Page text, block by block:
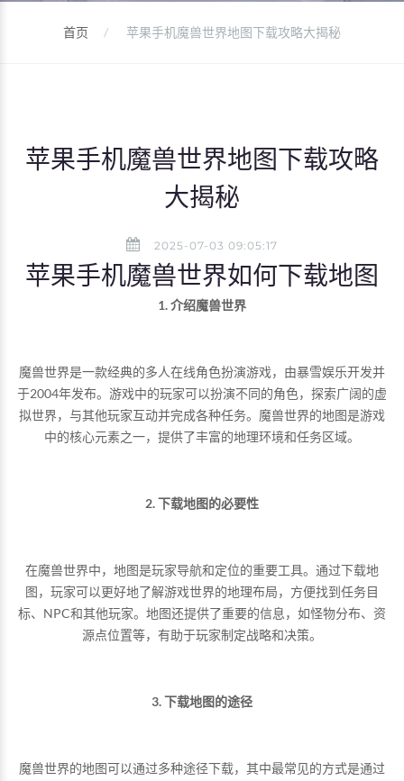
首页 苹果手机魔兽世界地图下载攻略大揭秘
苹果手机魔兽世界地图下载攻略
大揭秘
2025-07-03 09:05:17
苹果手机魔兽世界如何下载地图
1. 介绍魔兽世界
魔兽世界是一款经典的多人在线角色扮演游戏，由暴雪娱乐开发并
于2004年发布。游戏中的玩家可以扮演不同的角色，探索广阔的虚
拟世界，与其他玩家互动并完成各种任务。魔兽世界的地图是游戏
中的核心元素之一，提供了丰富的地理环境和任务区域。
2. 下载地图的必要性
在魔兽世界中，地图是玩家导航和定位的重要工具。通过下载地
图，玩家可以更好地了解游戏世界的地理布局，方便找到任务目
标、NPC和其他玩家。地图还提供了重要的信息，如怪物分布、资
源点位置等，有助于玩家制定战略和决策。
3. 下载地图的途径
魔兽世界的地图可以通过多种途径下载，其中最常见的方式是通过